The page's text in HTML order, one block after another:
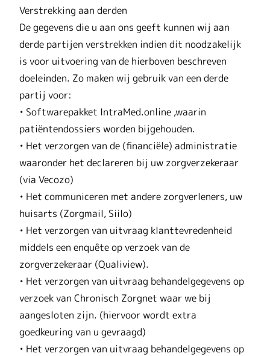
Verstrekking aan derden
De gegevens die u aan ons geeft kunnen wij aan
derde partijen verstrekken indien dit noodzakelijk
is voor uitvoering van de hierboven beschreven
doeleinden. Zo maken wij gebruik van een derde
partij voor:
• Softwarepakket IntraMed.online ,waarin
patiëntendossiers worden bijgehouden.
• Het verzorgen van de (financiële) administratie
waaronder het declareren bij uw zorgverzekeraar
(via Vecozo)
• Het communiceren met andere zorgverleners, uw
huisarts (Zorgmail, Siilo)
• Het verzorgen van uitvraag klanttevredenheid
middels een enquête op verzoek van de
zorgverzekeraar (Qualiview).
• Het verzorgen van uitvraag behandelgegevens op
verzoek van Chronisch Zorgnet waar we bij
aangesloten zijn. (hiervoor wordt extra
goedkeuring van u gevraagd)
• Het verzorgen van uitvraag behandelgegevens op